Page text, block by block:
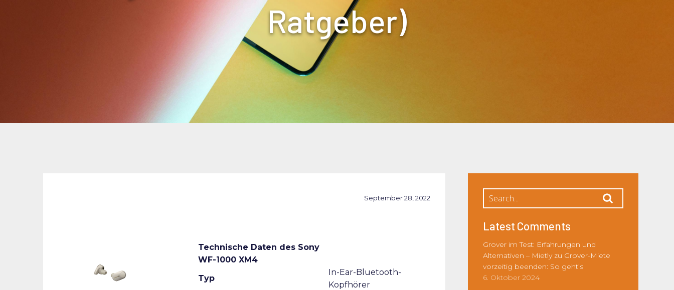
Ratgeber)
September 28, 2022
Technische Daten des Sony
WF-1000 XM4
Typ
In-Ear-Bluetooth-
Kopfhörer
Latest Comments
Grover im Test: Erfahrungen und
Alternativen – Mietlyzu Grover-Miete
vorzeitig beenden: So geht’s
6. Oktober 2024